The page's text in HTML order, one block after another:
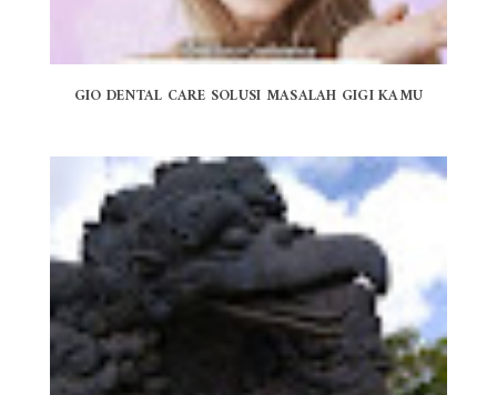
GIO DENTAL CARE SOLUSI MASALAH GIGI KAMU